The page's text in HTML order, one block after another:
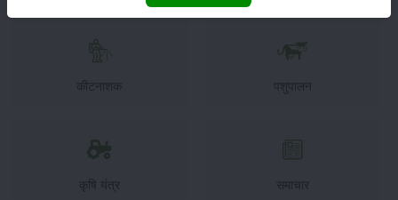
कीटनाशक पशुपालन
कृषि यंत्र समाचार